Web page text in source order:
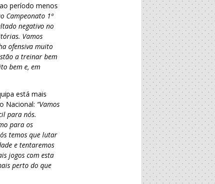
período menos
Campeonato 1ª
negativo no
Vamos
ofensiva muito
a treinar bem
bem e, em
está mais
Nacional: “Vamos
para nós.
para os
temos que lutar
e tentaremos
jogos com esta
perto do que